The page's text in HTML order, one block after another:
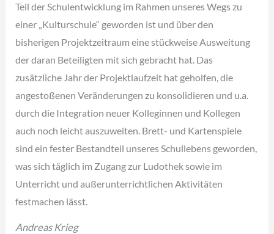
Teil der Schulentwicklung im Rahmen unseres Wegs zu
einer „Kulturschule“ geworden ist und über den
bisherigen Projektzeitraum eine stückweise Ausweitung
der daran Beteiligten mit sich gebracht hat. Das
zusätzliche Jahr der Projektlaufzeit hat geholfen, die
angestoßenen Veränderungen zu konsolidieren und u.a.
durch die Integration neuer Kolleginnen und Kollegen
auch noch leicht auszuweiten. Brett- und Kartenspiele
sind ein fester Bestandteil unseres Schullebens geworden,
was sich täglich im Zugang zur Ludothek sowie im
Unterricht und außerunterrichtlichen Aktivitäten
festmachen lässt.
Andreas Krieg